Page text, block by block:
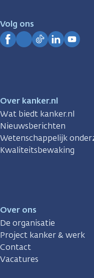
Volg ons
Over kanker.nl
Wat biedt kanker.nl
Nieuwsberichten
Wetenschappelijk
Kwaliteitsbewaking
Over ons
De organisatie
Project kanker & werk
Contact
Vacatures